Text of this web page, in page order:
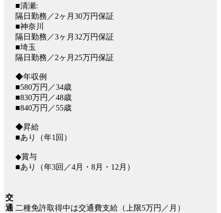
■清瀬:
隔日勤務／2ヶ月30万円保証
■神奈川
隔日勤務／3ヶ月32万円保証
■埼玉
隔日勤務／2ヶ月25万円保証
◆年収例
■580万円／34歳
■830万円／48歳
■840万円／55歳
◆昇給
■あり（年1回）
◆賞与
■あり（年3回／4月・8月・12月）
交
通 二種免許取得中は交通費支給（上限5万円／月）